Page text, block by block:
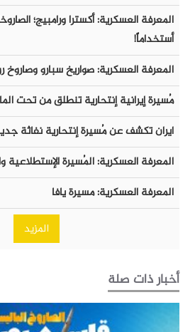
المعرفة العسكرية: أكسترا ورامبيج؛
أستخداماً!
المعرفة العسكرية: صواريخ سبارو
مُسيرة إيرانية إنتحارية تنطلق من تحت
ايران تكشف عن مُسيرة إنتحارية نفاثة جديدة:
المعرفة العسكرية: المُسيرة الإستطلاعية
المعرفة العسكرية: مسيرة يافا
المزيد
أخبار ذات صلة